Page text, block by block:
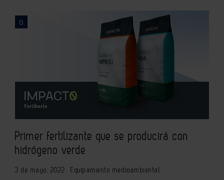
0
Primer fertilizante que se producirá con
hidrógeno verde
3 de mayo, 2022 Equipamiento medioambiental